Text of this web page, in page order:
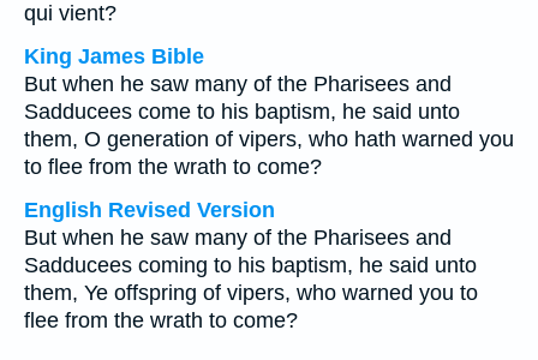
qui vient?
King James Bible
But when he saw many of the Pharisees and
Sadducees come to his baptism, he said unto
them, O generation of vipers, who hath warned you
to flee from the wrath to come?
English Revised Version
But when he saw many of the Pharisees and
Sadducees coming to his baptism, he said unto
them, Ye offspring of vipers, who warned you to
flee from the wrath to come?